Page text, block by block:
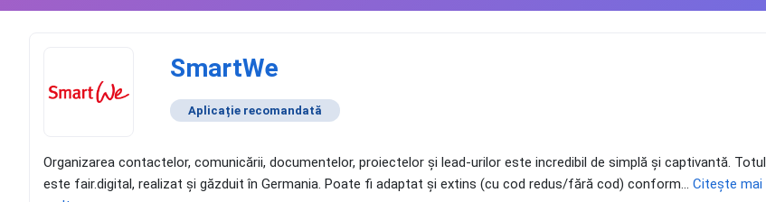
SmartWe
Aplicație recomandată
Organizarea contactelor, comunicării, documentelor, proiectelor și lead-urilor este incredibil de simplă și captivantă. Totul
este fair.digital, realizat și găzduit în Germania. Poate fi adaptat și extins (cu cod redus/fără cod) conform... Citește mai
Citește mai mult